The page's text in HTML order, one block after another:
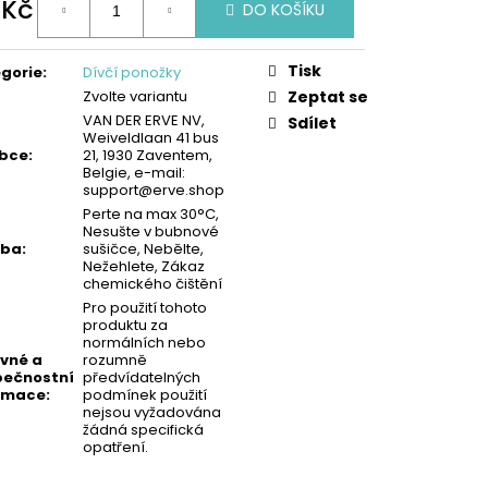
DO KOŠÍKU
:
Dívčí ponožky
Zvolte variantu
:
VAN DER ERVE NV,
Weiveldlaan 41 bus
21, 1930 Zaventem,
Belgie, e-mail:
support@erve.shop
:
Perte na max 30°C,
Nesušte v bubnové
sušičce, Nebělte,
Nežehlete, Zákaz
chemického čištění
a
:
Pro použití tohoto
produktu za
normálních nebo
rozumně
předvídatelných
podmínek použití
nejsou vyžadována
žádná specifická
opatření.
Tisk
Zeptat se
Sdílet
- MODRÁ | MIMONI